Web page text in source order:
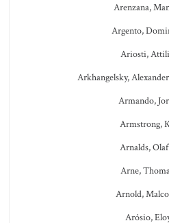
Arenzana,
Argento,
Ariosti,
Arkhangelsky,
Armando,
Armstrong,
Arnalds,
Arne,
Arnold,
Arósio,